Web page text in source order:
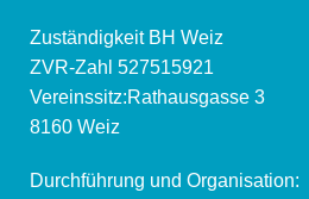
Zuständigkeit BH Weiz
ZVR-Zahl 527515921
Vereinssitz:Rathausgasse 3
8160 Weiz
Durchführung und Organisation: